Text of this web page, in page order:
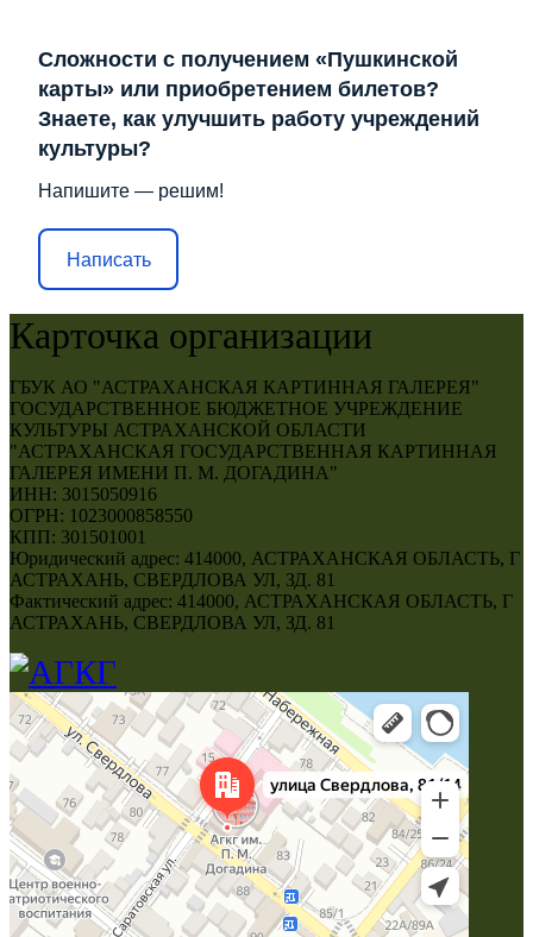
Сложности с получением «Пушкинской
карты» или приобретением билетов?
Знаете, как улучшить работу учреждений
культуры?
Напишите — решим!
Написать
Карточка организации
ГБУК АО "АСТРАХАНСКАЯ КАРТИННАЯ ГАЛЕРЕЯ"
ГОСУДАРСТВЕННОЕ БЮДЖЕТНОЕ УЧРЕЖДЕНИЕ
КУЛЬТУРЫ АСТРАХАНСКОЙ ОБЛАСТИ
"АСТРАХАНСКАЯ ГОСУДАРСТВЕННАЯ КАРТИННАЯ
ГАЛЕРЕЯ ИМЕНИ П. М. ДОГАДИНА"
ИНН: 3015050916
ОГРН: 1023000858550
КПП: 301501001
Юридический адрес: 414000, АСТРАХАНСКАЯ ОБЛАСТЬ, Г
АСТРАХАНЬ, СВЕРДЛОВА УЛ, ЗД. 81
Фактический адрес: 414000, АСТРАХАНСКАЯ ОБЛАСТЬ, Г
АСТРАХАНЬ, СВЕРДЛОВА УЛ, ЗД. 81